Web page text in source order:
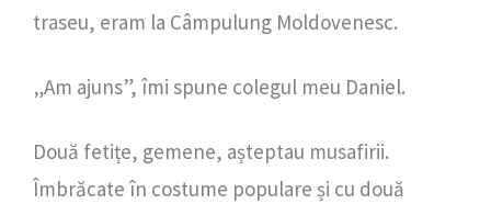
traseu, eram la Câmpulung Moldovenesc.
„Am ajuns”, îmi spune colegul meu Daniel.
Două fetițe, gemene, așteptau musafirii.
Îmbrăcate în costume populare și cu două